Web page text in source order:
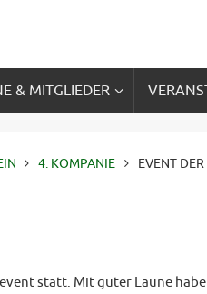
& MITGLIEDER
4. KOMPANIE EVENT
statt. Mit guter Laune